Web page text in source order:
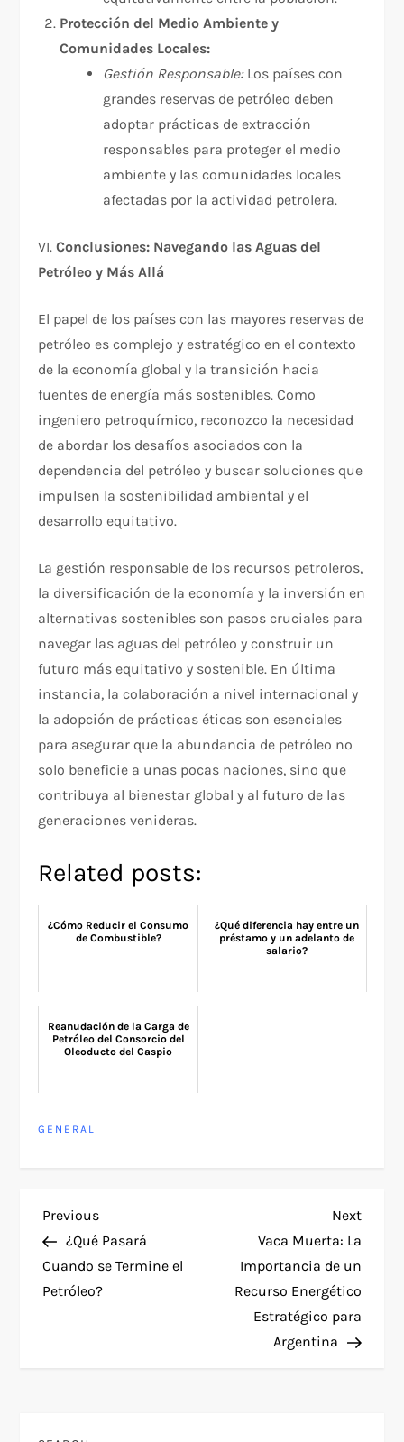
Protección del Medio Ambiente y
Comunidades Locales:
Gestión Responsable:Los países con
grandes reservas de petróleo deben
adoptar prácticas de extracción
responsables para proteger el medio
ambiente y las comunidades locales
afectadas por la actividad petrolera.
VI.Conclusiones: Navegando las Aguas del
Petróleo y Más Allá
El papel de los países con las mayores reservas de
petróleo es complejo y estratégico en el contexto
de la economía global y la transición hacia
fuentes de energía más sostenibles. Como
ingeniero petroquímico, reconozco la necesidad
de abordar los desafíos asociados con la
dependencia del petróleo y buscar soluciones que
impulsen la sostenibilidad ambiental y el
desarrollo equitativo.
La gestión responsable de los recursos petroleros,
la diversificación de la economía y la inversión en
alternativas sostenibles son pasos cruciales para
navegar las aguas del petróleo y construir un
futuro más equitativo y sostenible. En última
instancia, la colaboración a nivel internacional y
la adopción de prácticas éticas son esenciales
para asegurar que la abundancia de petróleo no
solo beneficie a unas pocas naciones, sino que
contribuya al bienestar global y al futuro de las
generaciones venideras.
Related posts:
¿Cómo Reducir el Consumo
de Combustible?
¿Qué diferencia hay entre un
préstamo y un adelanto de
salario?
Reanudación de la Carga de
Petróleo del Consorcio del
Oleoducto del Caspio
GENERAL
P
o
s
Previous
Post
Previous
¿Qué Pasará
Cuando se Termine el
Petróleo?
Next
Post
Next
Vaca Muerta: La
Importancia de un
Recurso Energético
Estratégico para
Argentina